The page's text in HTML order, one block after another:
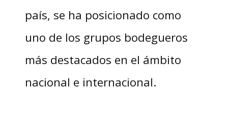
país, se ha posicionado como
uno de los grupos bodegueros
más destacados en el ámbito
nacional e internacional.